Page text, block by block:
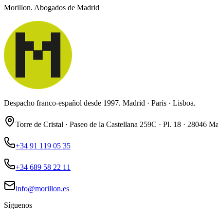
Morillon. Abogados de Madrid
Despacho franco-español desde 1997. Madrid · París · Lisboa.
Torre de Cristal · Paseo de la Castellana 259C · Pl. 18 · 28046
+34 91 119 05 35
+34 689 58 22 11
info@morillon.es
Síguenos